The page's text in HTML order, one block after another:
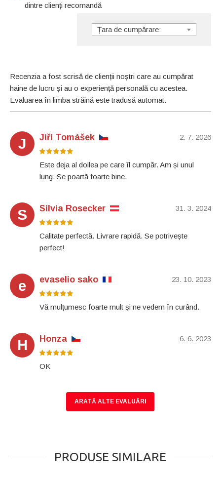
dintre clienți recomandă
Țara de cumpărare:
Recenzia a fost scrisă de clienții noștri care au cumpărat
haine de lucru și au o experiență personală cu acestea.
Evaluarea în limba străină este tradusă automat.
J 2. 7. 2026
Jiří Tomášek
Este deja al doilea pe care îl cumpăr. Am și unul
lung. Se poartă foarte bine.
S 31. 3. 2024
Silvia Rosecker
Calitate perfectă. Livrare rapidă. Se potrivește
perfect!
e 23. 10. 2023
evaselio sako
Vă mulțumesc foarte mult și ne vedem în curând.
H 6. 6. 2023
Honza
OK
ARATĂ ALTE EVALUĂRI
PRODUSE SIMILARE